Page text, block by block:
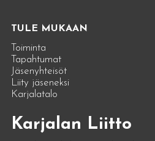
TULE MUKAAN
Toiminta
Tapahtumat
Jäsenyhteisöt
Liity jäseneksi
Karjalatalo
Karjalan Liitto